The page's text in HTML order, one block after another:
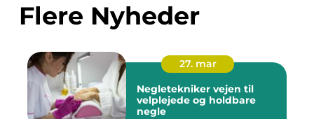
Flere Nyheder
27. mar
Negletekniker vejen til
velplejede og holdbare
negle